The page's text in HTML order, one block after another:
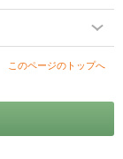
商品説明をPC版で見る
このページのトップへ